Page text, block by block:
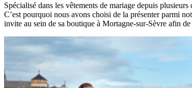
Spécialisé dans les vêtements de mariage depuis
C’est pourquoi nous avons choisi de la présenter parmi
invite au sein de sa boutique à Mortagne-sur-Sèvre afin